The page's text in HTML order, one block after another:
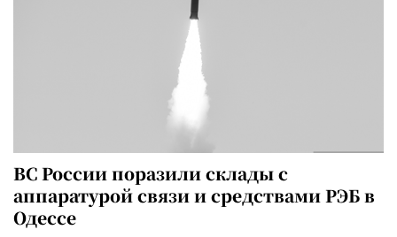
ВС России поразили склады с
аппаратурой связи и средствами РЭБ в
Одессе